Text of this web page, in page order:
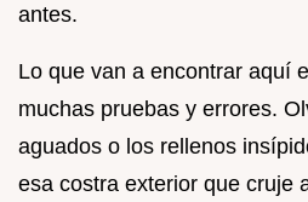
antes.
Lo que van a encontrar aquí
muchas pruebas y errores.
aguados o los rellenos
esa costra exterior que cruje